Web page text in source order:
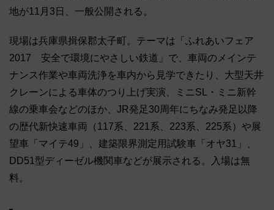
地が11月3日、一般公開される。
現場は兵庫県揖保郡太子町。テーマは「ふれあいフェア
2017 安全で環境にやさしい鉄道」で、車両のメインテ
ナンス作業や車両洗浄を車内から見学できたり、大型天井
クレーンによる車体のつり上げ実演、ミニSL・ミニ新幹
線の乗車会などのほか、JR発足30周年にちなみ発足以降
の歴代新快速車両（117系、221系、223系、225系）や展
望車「マイテ49」、建築限界測定用試験車「オヤ31」、
DD51型ディーゼル機関車などが展示される。入場は無
料。